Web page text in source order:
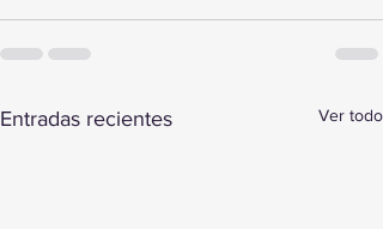
Entradas recientes Ver todo